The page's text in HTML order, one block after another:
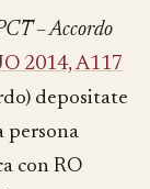
– Accordo
2014, A117
depositate
persona
con RO